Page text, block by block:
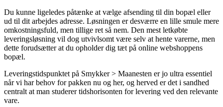
Du kunne ligeledes påtænke at vælge afsending til din bopæl eller
ud til dit arbejdes adresse. Løsningen er desværre en lille smule mere
omkostningsfuld, men tillige ret så nem. Den mest letkøbte
leveringsløsning vil dog utvivlsomt være selv at hente varerne, men
dette forudsætter at du opholder dig tæt på online webshoppens
bopæl.
Leveringstidspunktet på Smykker > Maanesten er jo ultra essentiel
når vi har behov for pakken nu og her, og herved er det i sandhed
centralt at man studerer tidshorisonten for levering ved den relevante
vare.